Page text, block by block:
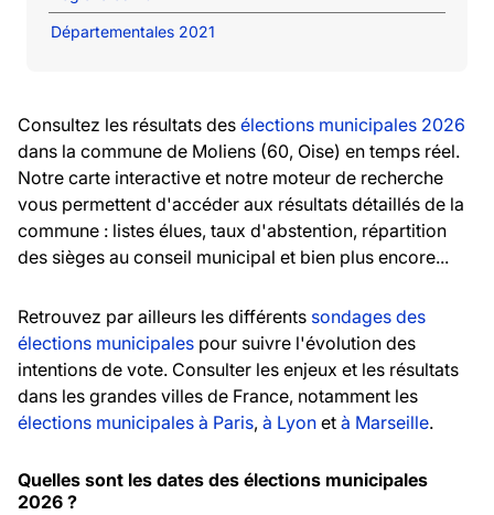
Départementales 2021
Consultez les résultats des élections municipales 2026
dans la commune de Moliens (60, Oise) en temps réel.
Notre carte interactive et notre moteur de recherche
vous permettent d'accéder aux résultats détaillés de la
commune : listes élues, taux d'abstention, répartition
des sièges au conseil municipal et bien plus encore...
Retrouvez par ailleurs les différents sondages des
élections municipales pour suivre l'évolution des
intentions de vote. Consulter les enjeux et les résultats
dans les grandes villes de France, notamment les
élections municipales à Paris, à Lyon et à Marseille.
Quelles sont les dates des élections municipales
2026 ?